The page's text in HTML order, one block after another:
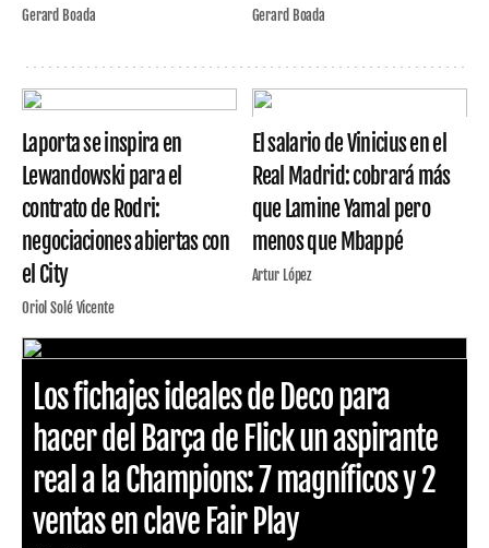
Gerard Boada Gerard Boada
Laporta se inspira en
Lewandowski para el
contrato de Rodri:
negociaciones abiertas con
el City
Oriol Solé Vicente
El salario de Vinicius en el
Real Madrid: cobrará más
que Lamine Yamal pero
menos que Mbappé
Artur López
Los fichajes ideales de Deco para
hacer del Barça de Flick un aspirante
real a la Champions: 7 magníficos y 2
ventas en clave Fair Play